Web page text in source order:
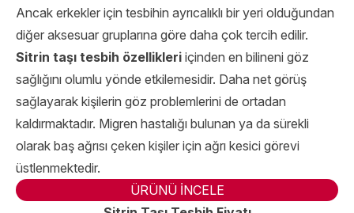
Ancak erkekler için tesbihin ayrıcalıklı bir yeri olduğundan
diğer aksesuar gruplarına göre daha çok tercih edilir.
Sitrin taşı tesbih özellikleri içinden en bilineni göz
sağlığını olumlu yönde etkilemesidir. Daha net görüş
sağlayarak kişilerin göz problemlerini de ortadan
kaldırmaktadır. Migren hastalığı bulunan ya da sürekli
olarak baş ağrısı çeken kişiler için ağrı kesici görevi
üstlenmektedir.
ÜRÜNÜ İNCELE